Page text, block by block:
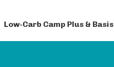
Low-Carb Camp Plus & Basis